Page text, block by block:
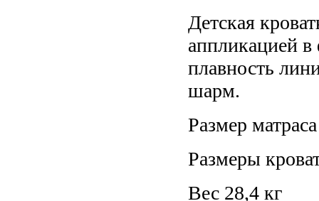
Детская
аппликацией
плавность
шарм.
Размер
Размеры
Вес 28,4 кг